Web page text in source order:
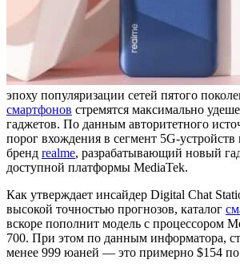
эпоху популяризации сетей пятого
смартфонов стремятся максимально
гаджетов. По данным авторитетного
порог вхождения в сегмент 5G-устройств
бренд realme, разрабатывающий новый
доступной платформы MediaTek.
Как утверждает инсайдер Digital Chat
высокой точностью прогнозов, каталог
вскоре пополнит модель с процессором
700. При этом по данным информатора,
менее 999 юаней — это примерно $154 по